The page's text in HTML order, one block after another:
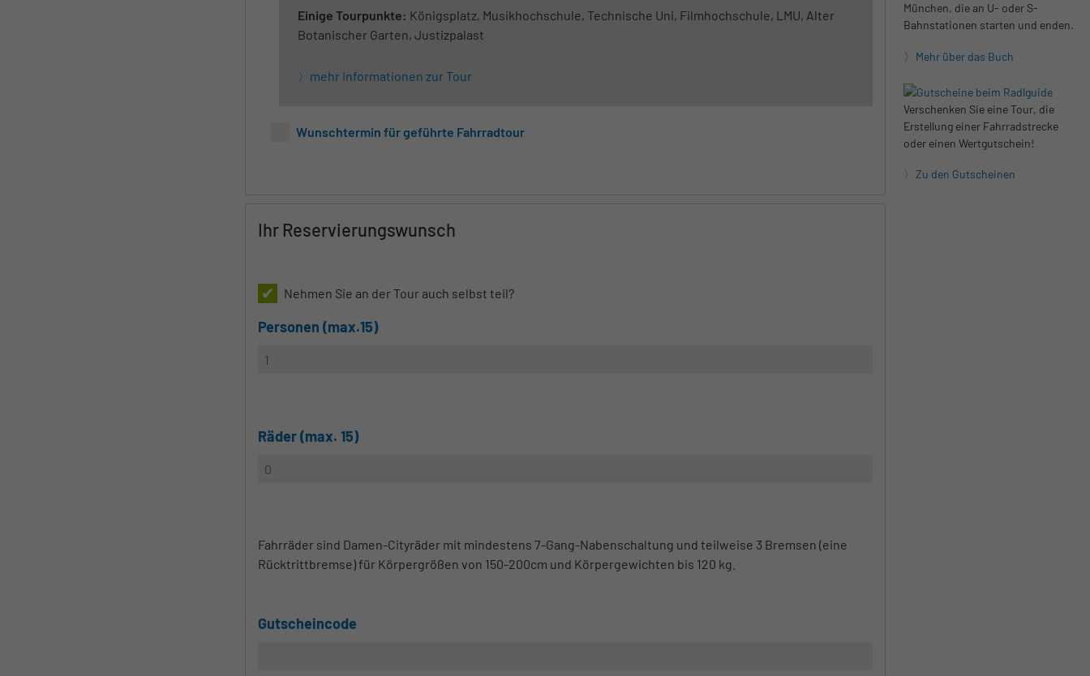
Einige Tourpunkte: Königsplatz, Musikhochschule, Technische Uni, Filmhochschule, LMU, Alter
Botanischer Garten, Justizpalast
mehr Informationen zur Tour
Wunschtermin für geführte Fahrradtour
Ihr Reservierungswunsch
Nehmen Sie an der Tour auch selbst teil?
Personen (max.15)
Räder (max. 15)
Fahrräder sind Damen-Cityräder mit mindestens 7-Gang-Nabenschaltung und teilweise 3 Bremsen (eine
Rücktrittbremse) für Körpergrößen von 150-200cm und Körpergewichten bis 120 kg.
Gutscheincode
München, die an U- oder S-
Bahnstationen starten und enden.
Mehr über das Buch
Verschenken Sie eine Tour, die
Erstellung einer Fahrradstrecke
oder einen Wertgutschein!
Zu den Gutscheinen